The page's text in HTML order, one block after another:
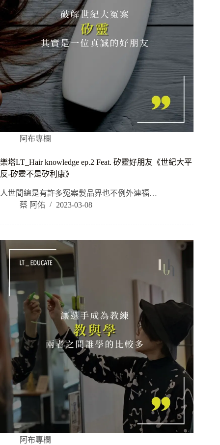
阿布專欄
樂塔LT_Hair knowledge ep.2 Feat. 矽靈好朋友《世紀大平
反-矽靈不是矽利康》
人世間總是有許多冤案髮品界也不例外​連福…
蔡 阿佑
2023-03-08
阿布專欄